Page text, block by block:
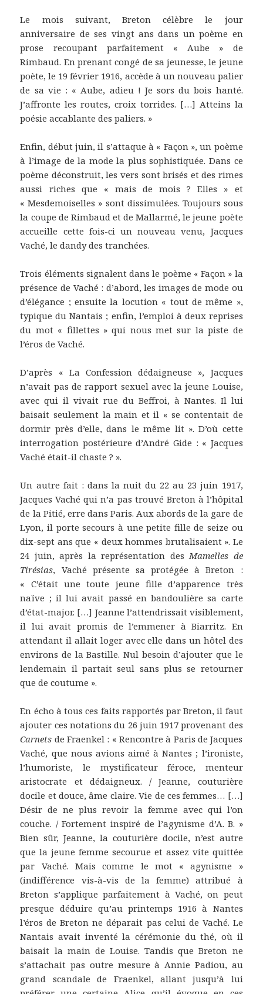
Le mois suivant, Breton célèbre le jour
anniversaire de ses vingt ans dans un poème en
prose recoupant parfaitement « Aube » de
Rimbaud. En prenant congé de sa jeunesse, le jeune
poète, le 19 février 1916, accède à un nouveau palier
de sa vie : « Aube, adieu ! Je sors du bois hanté.
J’affronte les routes, croix torrides. […] Atteins la
poésie accablante des paliers. »
Enfin, début juin, il s’attaque à « Façon », un poème
à l’image de la mode la plus sophistiquée. Dans ce
poème déconstruit, les vers sont brisés et des rimes
aussi riches que « mais de mois ? Elles » et
« Mesdemoiselles » sont dissimulées. Toujours sous
la coupe de Rimbaud et de Mallarmé, le jeune poète
accueille cette fois-ci un nouveau venu, Jacques
Vaché, le dandy des tranchées.
Trois éléments signalent dans le poème « Façon » la
présence de Vaché : d’abord, les images de mode ou
d’élégance ; ensuite la locution « tout de même »,
typique du Nantais ; enfin, l’emploi à deux reprises
du mot « fillettes » qui nous met sur la piste de
l’éros de Vaché.
D’après « La Confession dédaigneuse », Jacques
n’avait pas de rapport sexuel avec la jeune Louise,
avec qui il vivait rue du Beffroi, à Nantes. Il lui
baisait seulement la main et il « se contentait de
dormir près d’elle, dans le même lit ». D’où cette
interrogation postérieure d’André Gide : « Jacques
Vaché était-il chaste ? ».
Un autre fait : dans la nuit du 22 au 23 juin 1917,
Jacques Vaché qui n’a pas trouvé Breton à l’hôpital
de la Pitié, erre dans Paris. Aux abords de la gare de
Lyon, il porte secours à une petite fille de seize ou
dix-sept ans que « deux hommes brutalisaient ». Le
24 juin, après la représentation desMamelles de
Tirésias, Vaché présente sa protégée à Breton :
« C’était une toute jeune fille d’apparence très
naïve ; il lui avait passé en bandoulière sa carte
d’état-major. […] Jeanne l’attendrissait visiblement,
il lui avait promis de l’emmener à Biarritz. En
attendant il allait loger avec elle dans un hôtel des
environs de la Bastille. Nul besoin d’ajouter que le
lendemain il partait seul sans plus se retourner
que de coutume ».
En écho à tous ces faits rapportés par Breton, il faut
ajouter ces notations du 26 juin 1917 provenant des
Carnets de Fraenkel : « Rencontre à Paris de Jacques
Vaché, que nous avions aimé à Nantes ; l’ironiste,
l’humoriste, le mystificateur féroce, menteur
aristocrate et dédaigneux. / Jeanne, couturière
docile et douce, âme claire. Vie de ces femmes… […]
Désir de ne plus revoir la femme avec qui l’on
couche. / Fortement inspiré de l’agynisme d’A. B. »
Bien sûr, Jeanne, la couturière docile, n’est autre
que la jeune femme secourue et assez vite quittée
par Vaché. Mais comme le mot « agynisme »
(indifférence vis-à-vis de la femme) attribué à
Breton s’applique parfaitement à Vaché, on peut
presque déduire qu’au printemps 1916 à Nantes
l’éros de Breton ne déparait pas celui de Vaché. Le
Nantais avait inventé la cérémonie du thé, où il
baisait la main de Louise. Tandis que Breton ne
s’attachait pas outre mesure à Annie Padiou, au
grand scandale de Fraenkel, allant jusqu’à lui